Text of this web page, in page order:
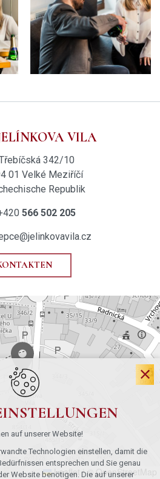
VILA
342/10
01 Velké Meziříčí
Republik
566 502 205
Leaflet | © OpenStreetMap
auf unserer Website!
Technologien einstellen, damit die
entsprechen und Sie genau
Website benötigen. Die auf unserer